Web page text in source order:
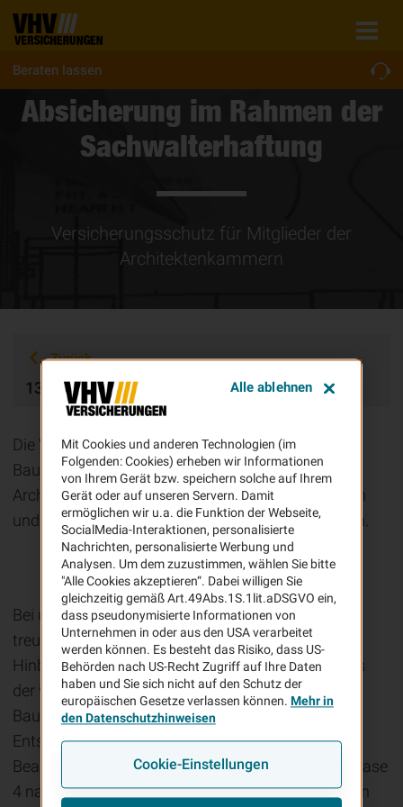
Beraten lassen
Absicherung im Rahmen der
Sachwalterhaftung
Versicherungsschutz für Mitglieder der
Architektenkammern
Zurück
13.12.2015
Die VHV hat einen Rahmenvertrag zur
Bauleistungsversicherung mit den
Architektenkammern geschlossen, um Architekten
und Bauherren im Schadenfall besser abzusichern.
Die Sachwalterhaftung
Bei umfassender Beauftragung besteht die
treuhänderische „Sachwalterhaftung“ auch im
Hinblick auf die richtige Beratung und den Hinweis
der vom Bauherren abzuschließenden
Bauversicherungen (vgl. BGH VII ZR 134/08,
Entscheidung vom 23.07.2009). Eine umfassende
Beauftragung liegt vor, wenn über die Leistungsphase
4 nach § 33 HOAI (Honorarordnung für Architekten
Mit Cookies und anderen Technologien (im
Folgenden: Cookies) erheben wir Informationen
von Ihrem Gerät bzw. speichern solche auf Ihrem
Gerät oder auf unseren Servern. Damit
ermöglichen wir u.a. die Funktion der Webseite,
SocialMedia-Interaktionen, personalisierte
Nachrichten, personalisierte Werbung und
Analysen. Um dem zuzustimmen, wählen Sie bitte
"Alle Cookies akzeptieren“. Dabei willigen Sie
gleichzeitig gemäß Art.49Abs.1S.1lit.aDSGVO ein,
dass pseudonymisierte Informationen von
Unternehmen in oder aus den USA verarbeitet
werden können. Es besteht das Risiko, dass US-
Behörden nach US-Recht Zugriff auf Ihre Daten
haben und Sie sich nicht auf den Schutz der
europäischen Gesetze verlassen können. Mehr in
den Datenschutzhinweisen
Cookie-Einstellungen
Alle ablehnen